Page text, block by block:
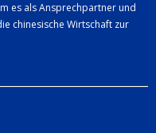
es als Ansprechpartner und
chinesische Wirtschaft zur